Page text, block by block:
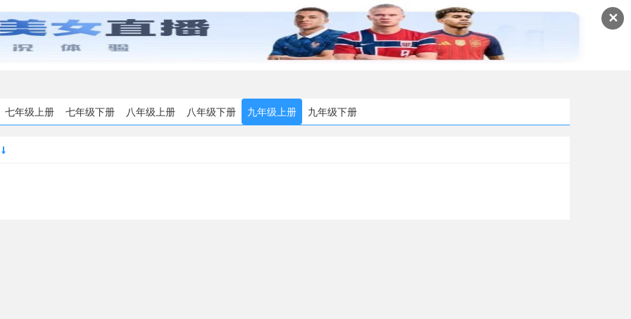
✕
七年级上册 七年级下册 八年级上册 八年级下册 九年级上册 九年级下册
